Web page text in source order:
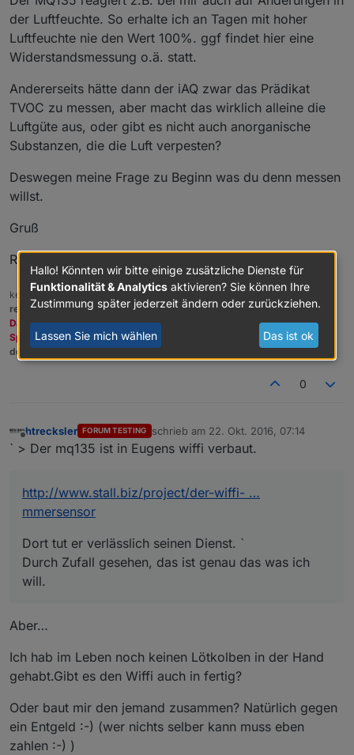
der Luftfeuchte. So erhalte ich an Tagen mit hoher
Luftfeuchte nie den Wert 100%. ggf findet hier eine
Widerstandsmessung o.ä. statt.
Andererseits hätte dann der iAQ zwar das Prädikat
TVOC zu messen, aber macht das wirklich alleine die
Luftgüte aus, oder gibt es nicht auch anorganische
Substanzen, die die Luft verpesten?
Deswegen meine Frage zu Beginn was du denn messen
willst.
Gruß
Rainer
kein Support per PN! - Fragen im Forum stellen - Benutzt das Voting
rechts unten im Beitrag wenn er euch geholfen hat.
Das Forum freut sich über eine Spende. Benutzt dazu den
Spendenbutton oben rechts. Danke!
der Installationsfixer:curl -fsL https://iobroker.net/fix.sh | bash -
0
Offline
htrecksler FORUM TESTING schrieb am 22. Okt. 2016, 07:14
zuletzt editiert von
` > Der mq135 ist in Eugens wiffi verbaut.
http://www.stall.biz/project/der-wiffi- …
mmersensor
Dort tut er verlässlich seinen Dienst. `
Durch Zufall gesehen, das ist genau das was ich
will.
Aber…
Ich hab im Leben noch keinen Lötkolben in der Hand
gehabt.Gibt es den Wiffi auch in fertig?
Oder baut mir den jemand zusammen? Natürlich gegen
ein Entgeld :-) (wer nichts selber kann muss eben
zahlen :-) )
Hallo! Könnten wir bitte einige zusätzliche Dienste für
Funktionalität & Analytics aktivieren? Sie können Ihre
Zustimmung später jederzeit ändern oder zurückziehen.
Lassen Sie mich wählen Das ist ok